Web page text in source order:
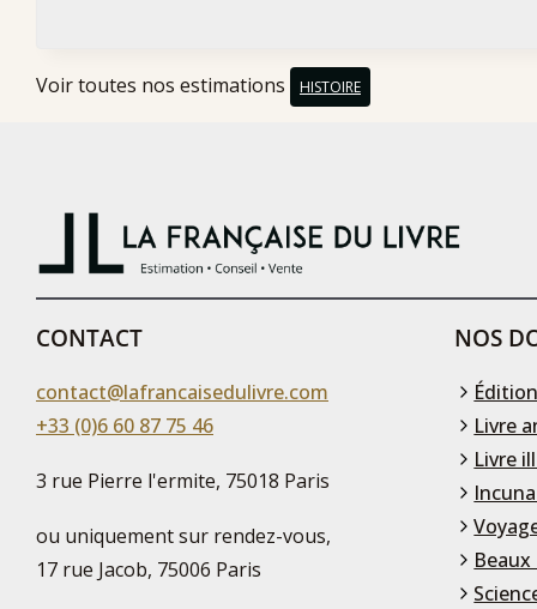
Voir toutes nos estimations HISTOIRE
CONTACT
contact@lafrancaisedulivre.com
+33 (0)6 60 87 75 46
3 rue Pierre l'ermite, 75018 Paris
ou uniquement sur rendez-vous,
17 rue Jacob, 75006 Paris
NOS
Livre
Livre